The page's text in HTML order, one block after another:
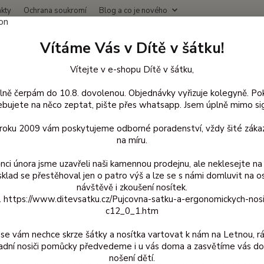
Ochrana soukromí Blog a co je nového
Hledat
(Po-
oblečení pro děti Šaty bavlna 92/98 Šaty Maxomorra
Maxomorra řasené - Flower
na
na
prát
Vítáme Vás v Dítě v šátku!
Vítejte v e-shopu Dítě v šátku,
čerpám do 10.8. dovolenou. Objednávky vyřizuje kolegyně.
na něco zeptat, pište přes whatsapp. Jsem úplně mimo
2009 vám poskytujeme odborné poradenství, vždy šité
na míru.
února jsme uzavřeli naši kamennou prodejnu, ale neklesejte na
se přestěhoval jen o patro výš a lze se s námi domluvit na
návštěvě i zkoušení nosítek.
https://www.ditevsatku.cz/Pujcovna-satku-a-ergonomickych-
c12_0_1.htm
vám nechce skrze šátky a nosítka vartovat k nám na Letnou,
nosiči pomůcky předvedeme i u vás doma a zasvětíme vás
nošení dětí.